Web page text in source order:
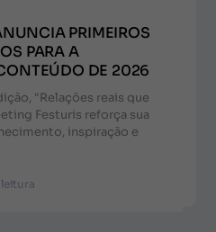
PRIMEIROS
PARA A
DE 2026
"Relações reais que
Festuris reforça sua
inspiração e